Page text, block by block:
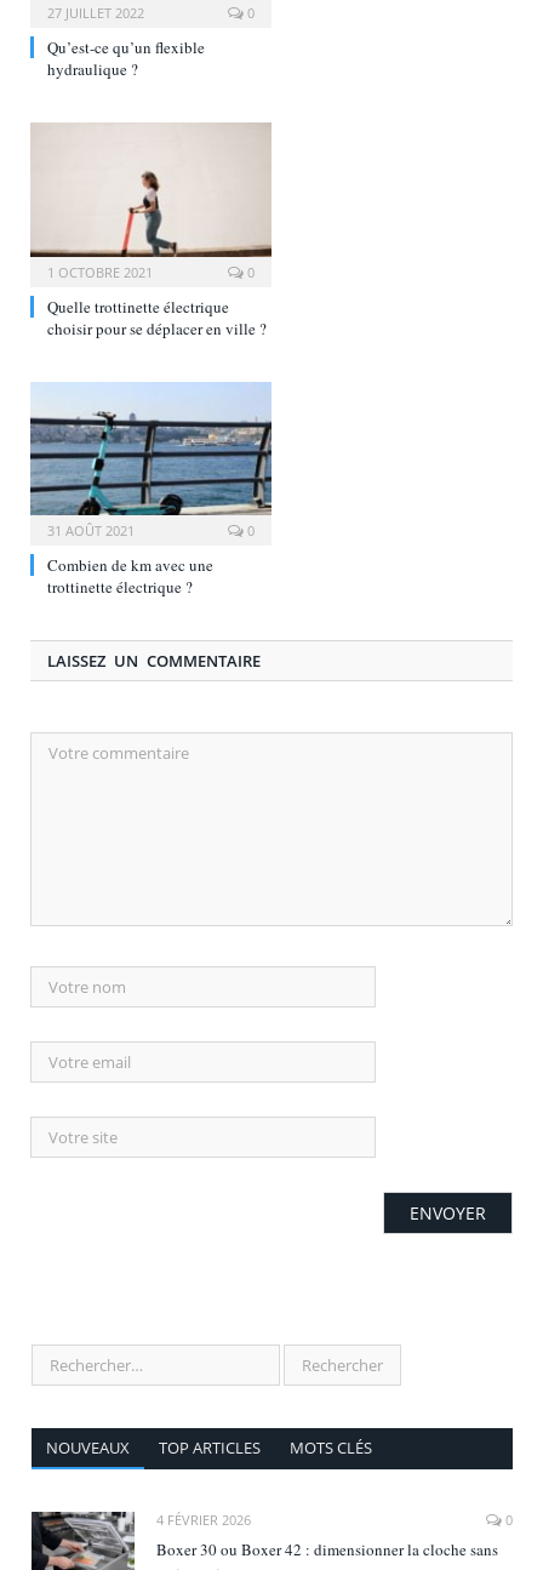
27 JUILLET 2022 0
Qu’est-ce qu’un flexible
hydraulique ?
1 OCTOBRE 2021 0
Quelle trottinette électrique
choisir pour se déplacer en ville ?
31 AOÛT 2021 0
Combien de km avec une
trottinette électrique ?
LAISSEZ UN COMMENTAIRE
NOUVEAUX TOP ARTICLES MOTS CLÉS
4 FÉVRIER 2026 0
Boxer 30 ou Boxer 42 : dimensionner la cloche sans